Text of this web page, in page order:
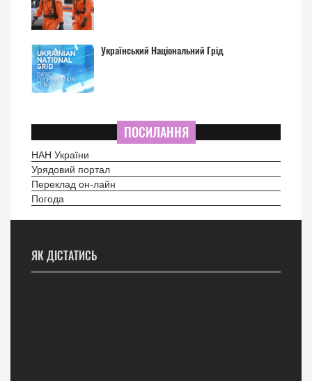
Український Національний Грід
ПОСИЛАННЯ
НАН України
Урядовий портал
Переклад он-лайн
Погода
ЯК ДІСТАТИСЬ